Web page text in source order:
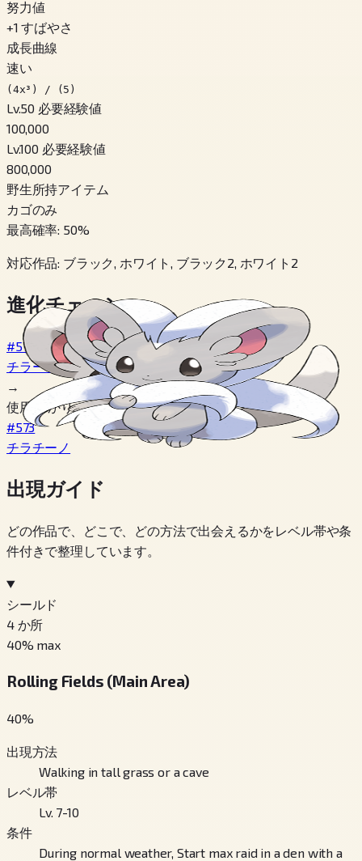
努力値
+1 すばやさ
成長曲線
速い
(4x³) / (5)
Lv.50 必要経験値
100,000
Lv.100 必要経験値
800,000
野生所持アイテム
カゴのみ
最高確率: 50%
対応作品: ブラック, ホワイト, ブラック2, ホワイト2
進化チェーン
#572
チラーミィ
→
使用 ひかりのいし
#573
チラチーノ
出現ガイド
どの作品で、どこで、どの方法で出会えるかをレベル帯や条
件付きで整理しています。
シールド
4 か所
40% max
Rolling Fields (Main Area)
40%
出現方法
Walking in tall grass or a cave
レベル帯
Lv. 7-10
条件
During normal weather, Start max raid in a den with a